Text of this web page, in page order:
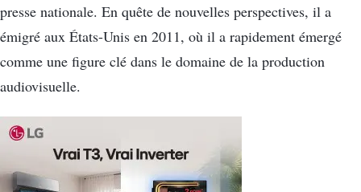
presse nationale. En quête de nouvelles perspectives, il a
émigré aux États-Unis en 2011, où il a rapidement émergé
comme une figure clé dans le domaine de la production
audiovisuelle.